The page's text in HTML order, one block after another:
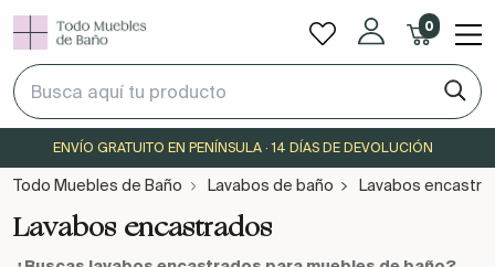
0
ENVÍO GRATUITO EN PENÍNSULA · 14 DÍAS DE DEVOLUCIÓN
Todo Muebles de Baño Lavabos de baño Lavabos
Lavabos encastrados